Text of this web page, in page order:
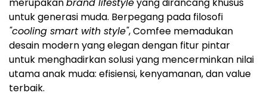
merupakanbrand lifestyleyang dirancang khusus
untuk generasi muda. Berpegang pada filosofi
"cooling smart with style", Comfee memadukan
desain modern yang elegan dengan fitur pintar
untuk menghadirkan solusi yang mencerminkan nilai
utama anak muda: efisiensi, kenyamanan, dan value
terbaik.